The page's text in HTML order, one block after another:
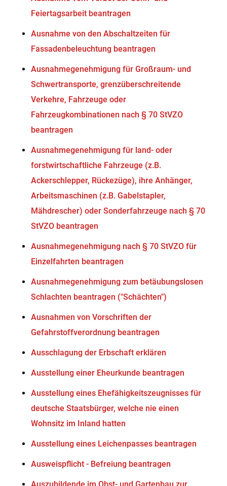
Feiertagsarbeit beantragen
Ausnahme von den Abschaltzeiten für
Fassadenbeleuchtung beantragen
Ausnahmegenehmigung für Großraum- und
Schwertransporte, grenzüberschreitende
Verkehre, Fahrzeuge oder
Fahrzeugkombinationen nach § 70 StVZO
beantragen
Ausnahmegenehmigung für land- oder
forstwirtschaftliche Fahrzeuge (z.B.
Ackerschlepper, Rückezüge), ihre Anhänger,
Arbeitsmaschinen (z.B. Gabelstapler,
Mähdrescher) oder Sonderfahrzeuge nach § 70
StVZO beantragen
Ausnahmegenehmigung nach § 70 StVZO für
Einzelfahrten beantragen
Ausnahmegenehmigung zum betäubungslosen
Schlachten beantragen ("Schächten")
Ausnahmen von Vorschriften der
Gefahrstoffverordnung beantragen
Ausschlagung der Erbschaft erklären
Ausstellung einer Eheurkunde beantragen
Ausstellung eines Ehefähigkeitszeugnisses für
deutsche Staatsbürger, welche nie einen
Wohnsitz im Inland hatten
Ausstellung eines Leichenpasses beantragen
Ausweispflicht - Befreiung beantragen